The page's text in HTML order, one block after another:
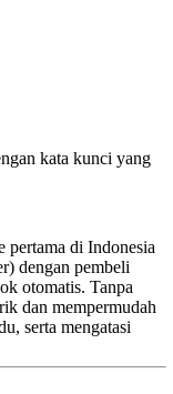
kata kunci yang
pertama di Indonesia
dengan pembeli
otomatis. Tanpa
dan mempermudah
serta mengatasi